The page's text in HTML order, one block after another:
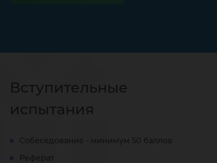
Вступительные
испытания
Собеседование - минимум 50 баллов
Реферат